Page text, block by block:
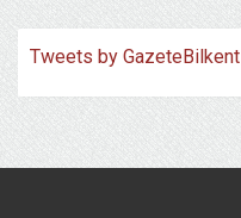
Tweets by GazeteBilkent